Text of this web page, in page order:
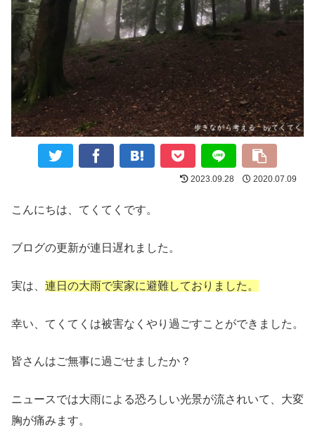
2023.09.28 2020.07.09
こんにちは、てくてくです。
ブログの更新が連日遅れました。
実は、 連日の大雨で実家に避難しておりました。
幸い、てくてくは被害なくやり過ごすことができました。
皆さんはご無事に過ごせましたか？
ニュースでは大雨による恐ろしい光景が流されいて、大変
胸が痛みます。